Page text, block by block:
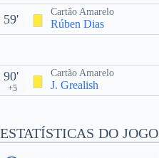
Cartão Amarelo
Rúben Dias
59'
Cartão Amarelo
J. Grealish
90'
+5
ESTATÍSTICAS DO JOGO